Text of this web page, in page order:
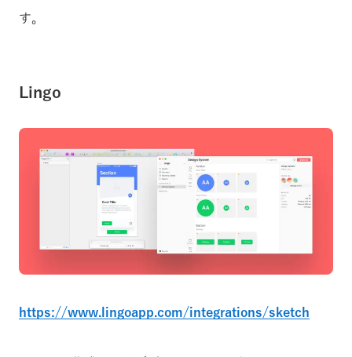
す。
Lingo
https://www.lingoapp.com/integrations/sketch